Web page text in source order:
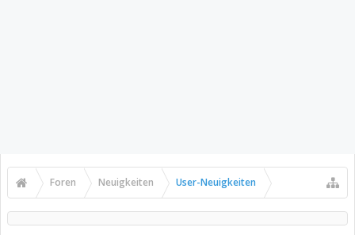
Foren Neuigkeiten User-Neuigkeiten